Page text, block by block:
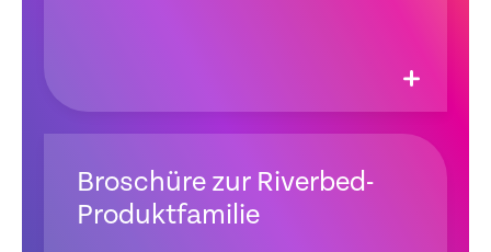
Broschüre zur Riverbed-
Produktfamilie